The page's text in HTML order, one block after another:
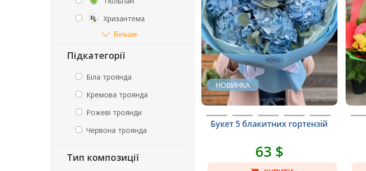
Хризантема
Більше
Підкатегорії
Біла троянда
Кремова троянда
Рожеві троянди
Червона троянда
Тип композиції
НОВИНКА
Букет 5 блакитних гортензій
63 $